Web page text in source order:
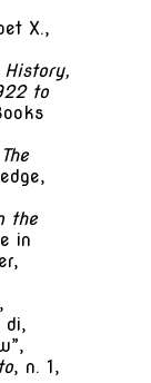
X.,
to
the
in
di,
, n. 1,